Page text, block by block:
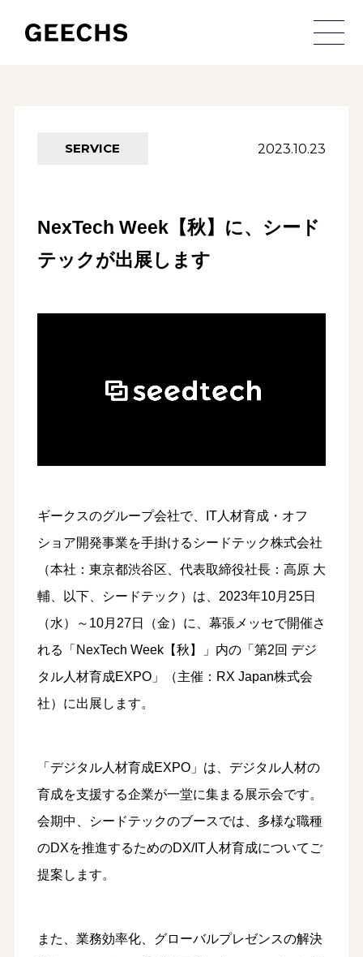
SERVICE 2023.10.23
NexTech Week【秋】に、シード
テックが出展します
ギークスのグループ会社で、IT人材育成・オフ
ショア開発事業を手掛けるシードテック株式会社
（本社：東京都渋谷区、代表取締役社長：高原 大
輔、以下、シードテック）は、2023年10月25日
（水）～10月27日（金）に、幕張メッセで開催さ
れる「NexTech Week【秋】」内の「第2回 デジ
タル人材育成EXPO」（主催：RX Japan株式会
社）に出展します。
「デジタル人材育成EXPO」は、デジタル人材の
育成を支援する企業が一堂に集まる展示会です。
会期中、シードテックのブースでは、多様な職種
のDXを推進するためのDX/IT人材育成についてご
提案します。
また、業務効率化、グローバルプレゼンスの解決